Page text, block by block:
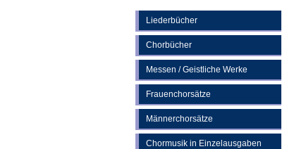
Liederbücher
Chorbücher
Messen / Geistliche Werke
Frauenchorsätze
Männerchorsätze
Chormusik in Einzelausgaben